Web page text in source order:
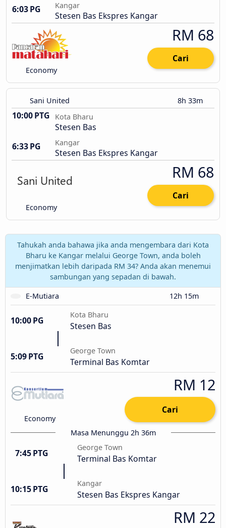
6:03 PG
Kangar
Stesen Bas Ekspres Kangar
Economy
RM 68
Cari
Sani United 8h 33m
10:00 PTG Kota Bharu
Stesen Bas
6:33 PG
Kangar
Stesen Bas Ekspres Kangar
Economy
RM 68
Cari
Tahukah anda bahawa jika anda mengembara dari Kota
Bharu ke Kangar melalui George Town, anda boleh
menjimatkan lebih daripada RM 34? Anda akan menemui
sambungan yang sepadan di bawah.
E-Mutiara
12h 15m
10:00 PG
Kota Bharu
Stesen Bas
5:09 PTG
George Town
Terminal Bas Komtar
Economy
RM 12
Cari
Masa Menunggu 2h 36m
7:45 PTG
George Town
Terminal Bas Komtar
10:15 PTG
Kangar
Stesen Bas Ekspres Kangar
RM 22